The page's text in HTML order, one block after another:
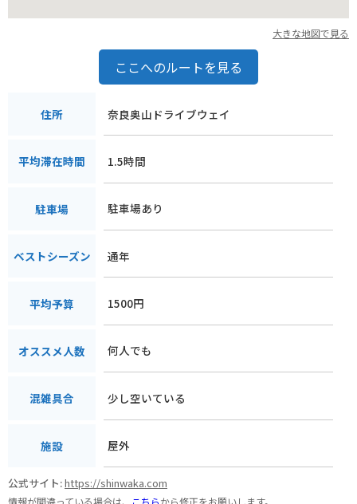
大きな地図で見る
ここへのルートを見る
住所 奈良奥山ドライブウェイ
平均滞在時間 1.5時間
駐車場 駐車場あり
ベストシーズン 通年
平均予算 1500円
オススメ人数 何人でも
混雑具合 少し空いている
施設 屋外
公式サイト:https://shinwaka.com
情報が間違っている場合は、 こちらから修正をお願いします。